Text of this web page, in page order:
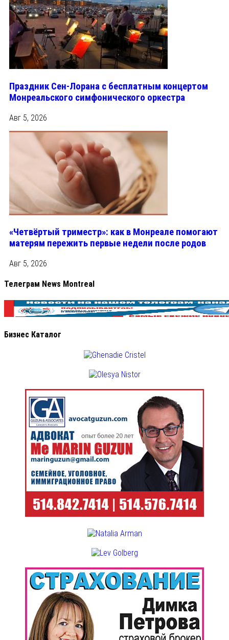
Праздник Сен-Лорана с бесплатным концертом
Монреальского симфонического оркестра
Авг 5, 2026
«Четвёртый триместр»: как в Монреале помогают
матерям пережить первые недели после родов
Авг 5, 2026
Телеграм News Montreal
Бизнес Каталог